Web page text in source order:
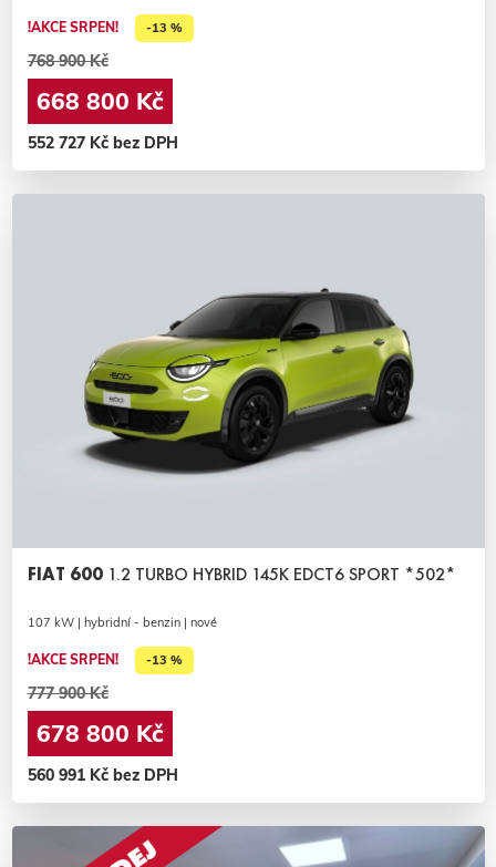
!AKCE SRPEN! -13 %
768 900 Kč
668 800 Kč
552 727 Kč bez DPH
FIAT 600 1.2 TURBO HYBRID 145K EDCT6 SPORT *502*
107 kW | hybridní - benzin | nové
!AKCE SRPEN! -13 %
777 900 Kč
678 800 Kč
560 991 Kč bez DPH